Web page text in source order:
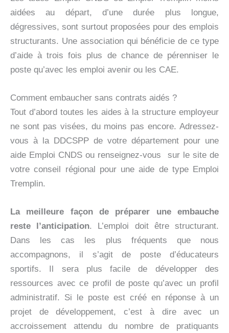
aidées au départ, d’une durée plus longue,
dégressives, sont surtout proposées pour des emplois
structurants. Une association qui bénéficie de ce type
d’aide à trois fois plus de chance de pérenniser le
poste qu’avec les emploi avenir ou les CAE.
Comment embaucher sans contrats aidés ?
Tout d’abord toutes les aides à la structure employeur
ne sont pas visées, du moins pas encore. Adressez-
vous à la DDCSPP de votre département pour une
aide Emploi CNDS ou renseignez-vous sur le site de
votre conseil régional pour une aide de type Emploi
Tremplin.
La meilleure façon de préparer une embauche
reste l’anticipation. L’emploi doit être structurant.
Dans les cas les plus fréquents que nous
accompagnons, il s’agit de poste d’éducateurs
sportifs. Il sera plus facile de développer des
ressources avec ce profil de poste qu’avec un profil
administratif. Si le poste est créé en réponse à un
projet de développement, c’est à dire avec un
accroissement attendu du nombre de pratiquants